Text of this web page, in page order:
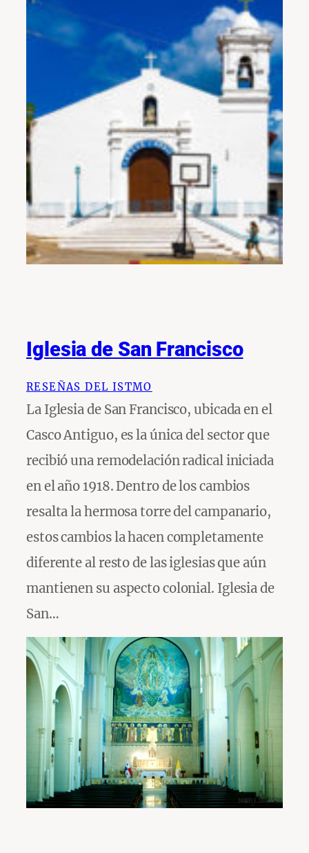
Iglesia de San Francisco
RESEÑAS DEL ISTMO
La Iglesia de San Francisco, ubicada en el
Casco Antiguo, es la única del sector que
recibió una remodelación radical iniciada
en el año 1918. Dentro de los cambios
resalta la hermosa torre del campanario,
estos cambios la hacen completamente
diferente al resto de las iglesias que aún
mantienen su aspecto colonial. Iglesia de
San…